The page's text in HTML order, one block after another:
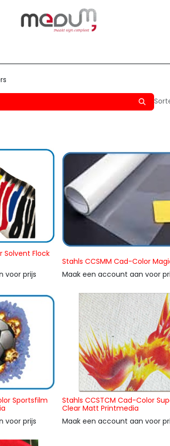
Solvent Flock
voor prijs
Stahls CCSMM Cad-Color
Maak een account aan voor
Sportsfilm
voor prijs
Stahls CCSTCM Cad-Color
Clear Matt Printmedia
Maak een account aan voor